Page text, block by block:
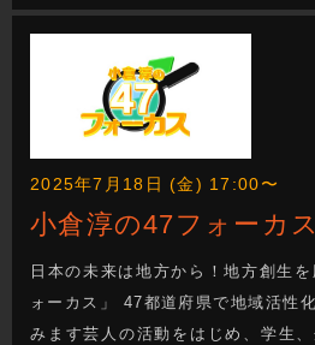
産品があるのに・・・。 街の
い・・・。 でも、どうしたらいい？
つなぐ地方創生成功へのヒントがき
2025年7月18日 (金) 17:00〜
小倉淳の47フォー
日本の未来は地方から！地方創生
ォーカス」 47都道府県で地域活性
みます芸人の活動をはじめ、学生